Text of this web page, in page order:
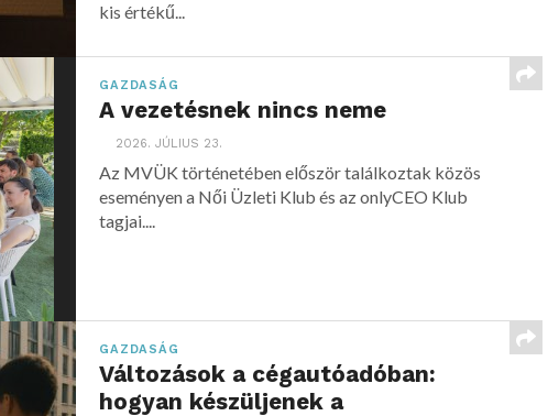
kis értékű...
GAZDASÁG
A vezetésnek nincs neme
2026. JÚLIUS 23.
Az MVÜK történetében először találkoztak közös
eseményen a Női Üzleti Klub és az onlyCEO Klub
tagjai....
GAZDASÁG
Változások a cégautóadóban:
hogyan készüljenek a